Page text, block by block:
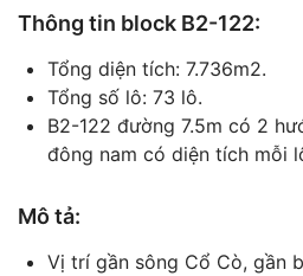
Thông tin block B2-122:
Tổng diện tích: 7.736m2.
Tổng số lô: 73 lô.
B2-122 đường 7.5m có 2
đông nam có diện tích mỗi
Mô tả:
Vị trí gần sông Cổ Cò, gần